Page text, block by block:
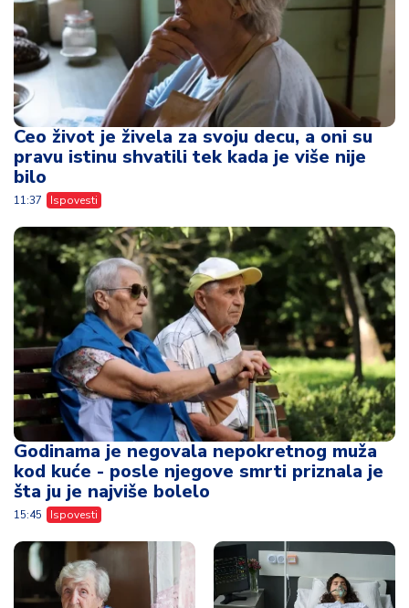
Ceo život je živela za svoju decu, a oni su
pravu istinu shvatili tek kada je više nije
bilo
11:37 Ispovesti
Godinama je negovala nepokretnog muža
kod kuće - posle njegove smrti priznala je
šta ju je najviše bolelo
15:45 Ispovesti